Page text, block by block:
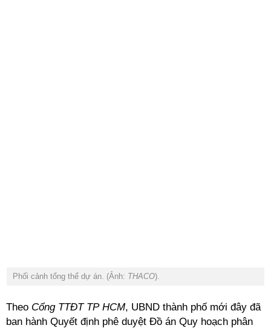
Phối cảnh tổng thể dự án. (Ảnh: THACO).
Theo Cổng TTĐT TP HCM, UBND thành phố mới đây đã
ban hành Quyết định phê duyệt Đồ án Quy hoạch phân